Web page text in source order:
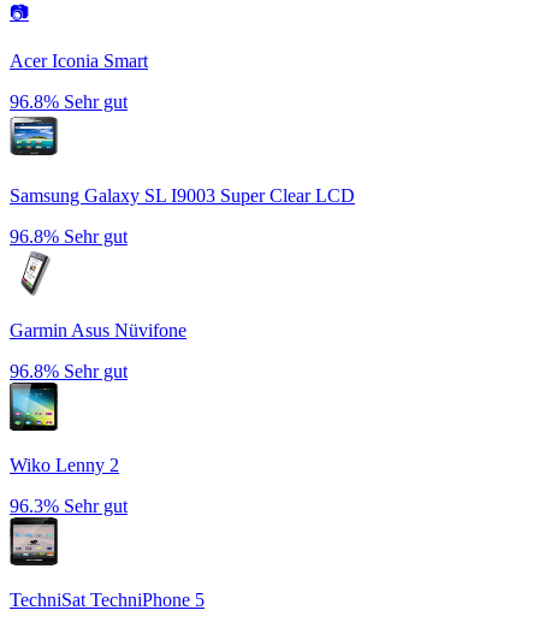
📷
Acer Iconia Smart
96.8% Sehr gut
Samsung Galaxy SL I9003 Super Clear LCD
96.8% Sehr gut
Garmin Asus Nüvifone
96.8% Sehr gut
Wiko Lenny 2
96.3% Sehr gut
TechniSat TechniPhone 5